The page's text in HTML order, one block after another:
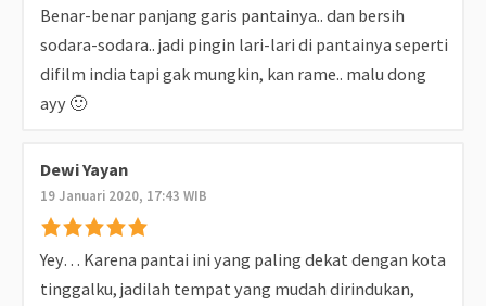
Benar-benar panjang garis pantainya.. dan bersih
sodara-sodara.. jadi pingin lari-lari di pantainya seperti
difilm india tapi gak mungkin, kan rame.. malu dong
ayy 🙂
Dewi Yayan
19 Januari 2020, 17:43 WIB
Yey… Karena pantai ini yang paling dekat dengan kota
tinggalku, jadilah tempat yang mudah dirindukan,